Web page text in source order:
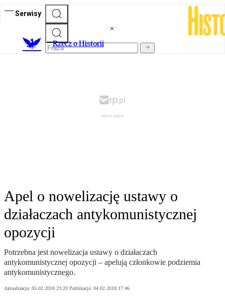
Serwisy
Rzecz o Historii
Apel o nowelizację ustawy o
działaczach antykomunistycznej
opozycji
Potrzebna jest nowelizacja ustawy o działaczach
antykomunistycznej opozycji – apelują członkowie podziemia
antykomunistycznego.
Aktualizacja: 05.02.2018 23:20 Publikacja: 04.02.2018 17:46